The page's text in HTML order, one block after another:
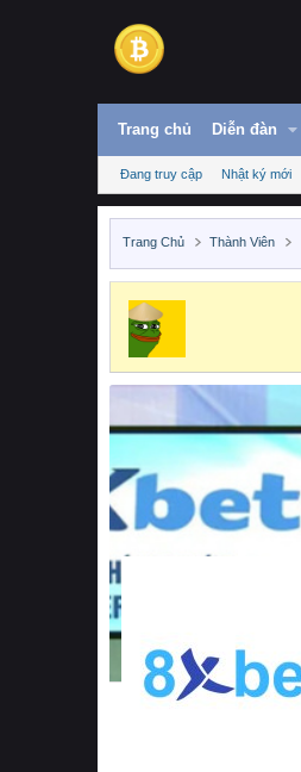
Trang chủ Diễn đàn
Đang truy cập Nhật ký mới
Trang Chủ Thành Viên